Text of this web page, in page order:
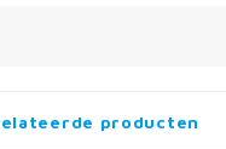
producten